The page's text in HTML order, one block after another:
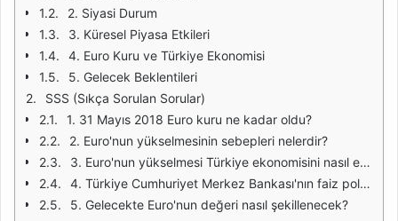
2. Siyasi Durum
3. Küresel Piyasa Etkileri
4. Euro Kuru ve Türkiye Ekonomisi
5. Gelecek Beklentileri
SSS (Sıkça Sorulan Sorular)
1. 31 Mayıs 2018 Euro kuru ne kadar oldu?
2. Euro'nun yükselmesinin sebepleri nelerdir?
3. Euro'nun yükselmesi Türkiye ekonomisini nasıl etkiler?
4. Türkiye Cumhuriyet Merkez Bankası'nın faiz politikaları Euro'yu nasıl etkiler?
5. Gelecekte Euro'nun değeri nasıl şekillenecek?